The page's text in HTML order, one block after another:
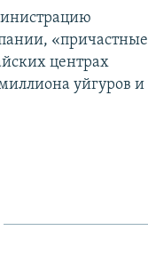
«причастные
центрах
уйгуров и